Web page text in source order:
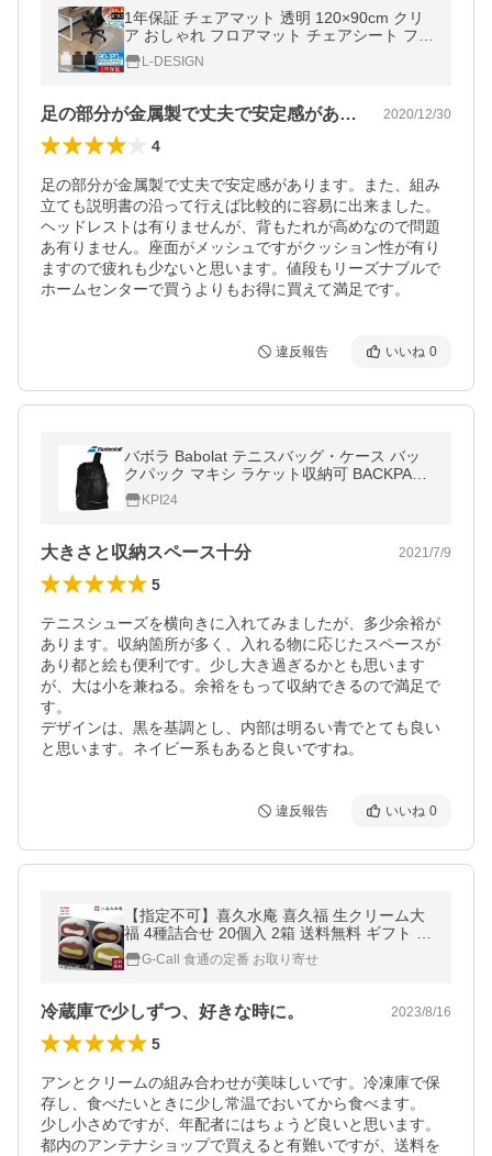
1年保証 チェアマット 透明 120×90cm クリ
ア おしゃれ フロアマット チェアシート フロ
ーリング保護 キズ防止 デスク 勉強机 学習机
子供机 防音 安い 送料無料
L-DESIGN
足の部分が金属製で丈夫で安定感がありま… 2020/12/30
4
足の部分が金属製で丈夫で安定感があります。また、組み
立ても説明書の沿って行えば比較的に容易に出来ました。
ヘッドレストは有りませんが、背もたれが高めなので問題
あ有りません。座面がメッシュですがクッション性が有り
ますので疲れも少ないと思います。値段もリーズナブルで
ホームセンターで買うよりもお得に買えて満足です。
違反報告 いいね 0
バボラ Babolat テニスバッグ・ケース バッ
クパック マキシ ラケット収納可 BACKPACK
MAXI BB753064
KPI24
大きさと収納スペース十分 2021/7/9
5
テニスシューズを横向きに入れてみましたが、多少余裕が
あります。収納箇所が多く、入れる物に応じたスペースが
あり都と絵も便利です。少し大き過ぎるかとも思います
が、大は小を兼ねる。余裕をもって収納できるので満足で
す。
デザインは、黒を基調とし、内部は明るい青でとても良い
と思います。ネイビー系もあると良いですね。
違反報告 いいね 0
【指定不可】喜久水庵 喜久福 生クリーム大
福 4種詰合せ 20個入 2箱 送料無料 ギフト 冷
凍 個包装 仙台 宮城 きくふく 喜久水庵
G-Call 食通の定番 お取り寄せ
冷蔵庫で少しずつ、好きな時に。 2023/8/16
5
アンとクリームの組み合わせが美味しいです。冷凍庫で保
存し、食べたいときに少し常温でおいてから食べます。
少し小さめですが、年配者にはちょうど良いと思います。
都内のアンテナショップで買えると有難いですが、送料を